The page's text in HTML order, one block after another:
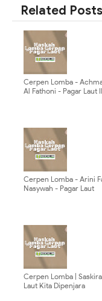
Related Posts
Cerpen Lomba -
Al Fathoni - Pagar Laut
Cerpen Lomba - Arini
Nasywah - Pagar Laut
Cerpen Lomba |
Laut Kita Dipenjara